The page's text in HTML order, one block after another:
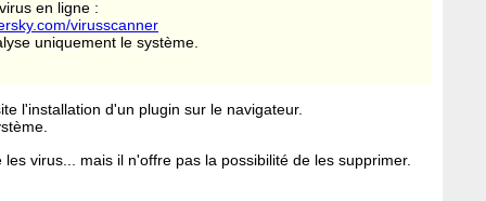
en ligne :
virusscanner
uniquement le système.
l'installation d'un plugin sur le navigateur.
virus... mais il n'offre pas la possibilité de les supprimer.